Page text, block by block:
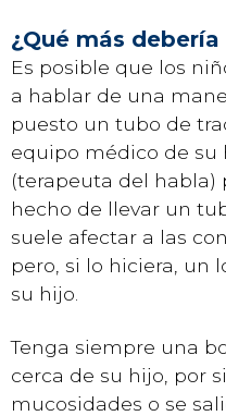
¿Qué más debería
Es posible que los
a hablar de una
puesto un tubo de
equipo médico de su
(terapeuta del habla)
hecho de llevar un
suele afectar a las
pero, si lo hiciera, un
su hijo.
Tenga siempre una
cerca de su hijo, por
mucosidades o se